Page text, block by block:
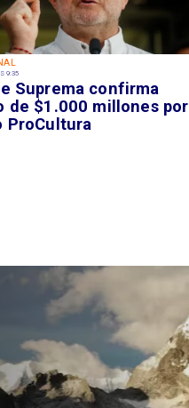
9:35
Suprema confirma
de $1.000 millones por
ProCultura